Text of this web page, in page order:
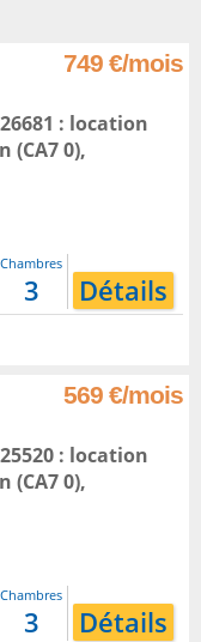
749 €/mois
: location
(CA7 0),
Chambres
3 Détails
569 €/mois
: location
(CA7 0),
Chambres
3 Détails